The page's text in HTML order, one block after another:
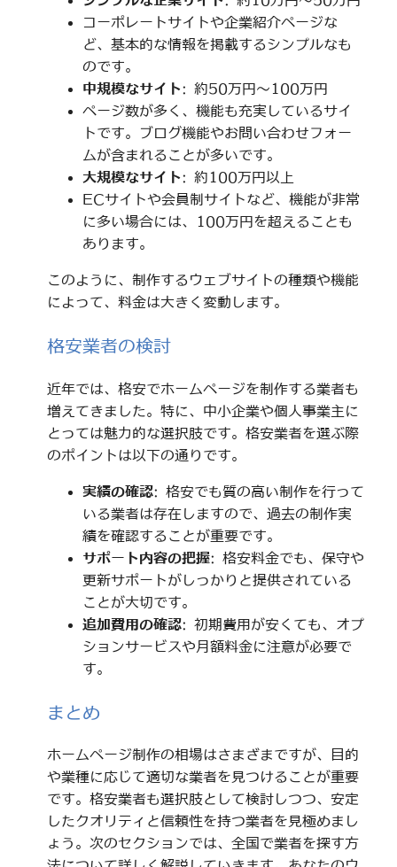
コーポレートサイトや企業紹介ページな
ど、基本的な情報を掲載するシンプルなも
のです。
中規模なサイト: 約50万円～100万円
ページ数が多く、機能も充実しているサイ
トです。ブログ機能やお問い合わせフォー
ムが含まれることが多いです。
大規模なサイト: 約100万円以上
ECサイトや会員制サイトなど、機能が非常
に多い場合には、100万円を超えることも
あります。
このように、制作するウェブサイトの種類や機能
によって、料金は大きく変動します。
格安業者の検討
近年では、格安でホームページを制作する業者も
増えてきました。特に、中小企業や個人事業主に
とっては魅力的な選択肢です。格安業者を選ぶ際
のポイントは以下の通りです。
実績の確認: 格安でも質の高い制作を行って
いる業者は存在しますので、過去の制作実
績を確認することが重要です。
サポート内容の把握: 格安料金でも、保守や
更新サポートがしっかりと提供されている
ことが大切です。
追加費用の確認: 初期費用が安くても、オプ
ションサービスや月額料金に注意が必要で
す。
まとめ
ホームページ制作の相場はさまざまですが、目的
や業種に応じて適切な業者を見つけることが重要
です。格安業者も選択肢として検討しつつ、安定
したクオリティと信頼性を持つ業者を見極めまし
ょう。次のセクションでは、全国で業者を探す方